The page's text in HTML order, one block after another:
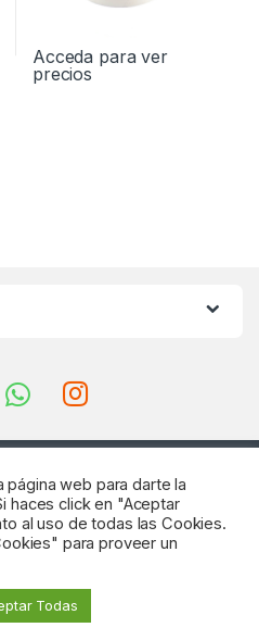
Acceda para ver
precios
Llámenos
18 04
web para darte la
haces click en "Aceptar
al uso de todas las Cookies.
para proveer un
Todas